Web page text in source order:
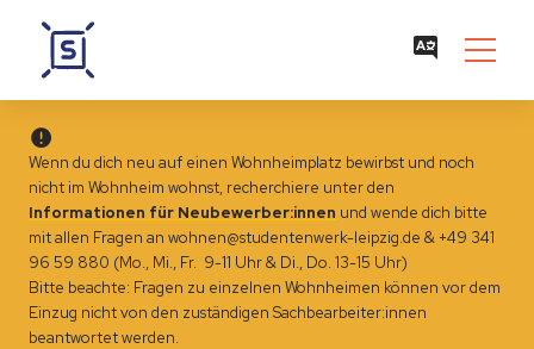
Wenn du dich neu auf einen Wohnheimplatz bewirbst und noch
nicht im Wohnheim wohnst, recherchiere unter den
Informationen für Neubewerber:innen und wende dich bitte
mit allen Fragen an wohnen@studentenwerk-leipzig.de &+49 341
96 59 880 (Mo., Mi., Fr. 9-11 Uhr & Di., Do. 13-15 Uhr)
Bitte beachte: Fragen zu einzelnen Wohnheimen können vor dem
Einzug nichtvon den zuständigen Sachbearbeiter:innen
beantwortet werden.